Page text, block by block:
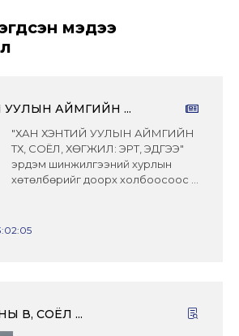
мэдээ
УУЛЫН АЙМГИЙН ...
"ХАН ХЭНТИЙ УУЛЫН АЙМГИЙН
ТҮҮХ, СОЁЛ, ХӨГЖИЛ: ЭРТ, ЭДҮГЭЭ"
эрдэм шинжилгээний хурлын
хөтөлбөрийг доорх холбоосоос ...
ӨВ, СОЁЛ ...